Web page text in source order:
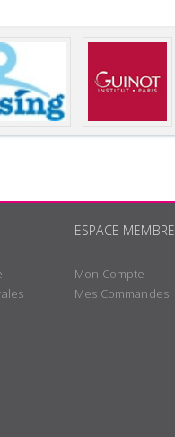
ESPACE MEMBRE
Mon Compte
Mes Commandes